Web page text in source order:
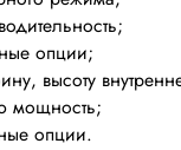
опции;
высоту
мощность;
опции.